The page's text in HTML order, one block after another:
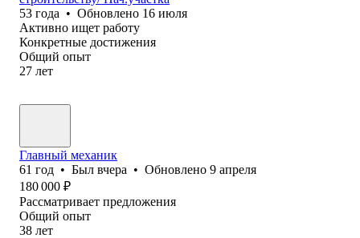
53 года • Обновлено 16 июля
Активно ищет работу
Конкретные достижения
Общий опыт
27 лет
Главный механик
61 год • Был вчера • Обновлено 9 апреля
180 000 ₽
Рассматривает предложения
Общий опыт
38 лет